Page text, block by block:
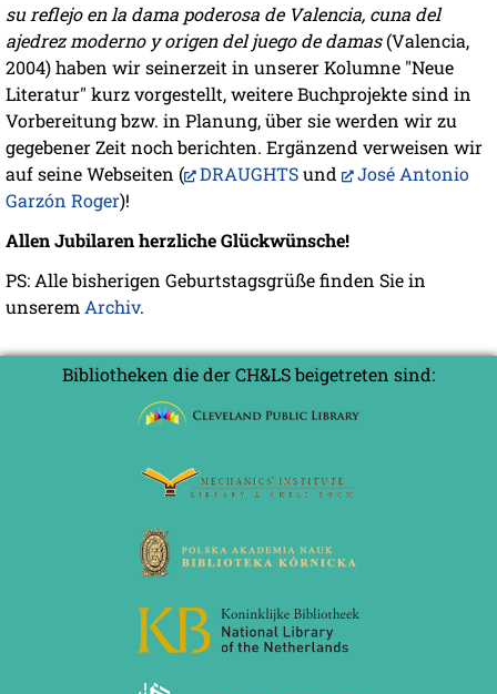
su reflejo en la dama poderosa de Valencia, cuna del
ajedrez moderno y origen del juego de damas(Valencia,
2004) haben wir seinerzeit in unserer Kolumne "Neue
Literatur" kurz vorgestellt, weitere Buchprojekte sind in
Vorbereitung bzw. in Planung, über sie werden wir zu
gegebener Zeit noch berichten. Ergänzend verweisen wir
auf seine Webseiten (
DRAUGHTSund
José Antonio
Garzón Roger)!
Allen Jubilaren herzliche Glückwünsche!
PS: Alle bisherigen Geburtstagsgrüße finden Sie in
unserem Archiv.
Bibliotheken die der CH&LS beigetreten sind: